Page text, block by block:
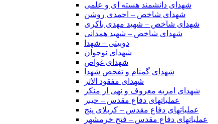
شهدای دانشمند هسته ای و علمی
شهدای شاخص – احمدی روشن
شهدای شاخص – شهید مهدی باکری
شهدای شاخص – شهید همدانی
دوبیتی – شهدا
شهدای نوجوان
شهدای غواص
شهدای گمنام و تفحص شهدا
شهدای مفقود الاثر
شهدای امربه معروف و نهی از منکر
عملیاتهای دفاع مقدس – خیبر
عملیاتهای دفاع مقدس – کربلای پنج
عملیاتهای دفاع مقدس – فتح خرمشهر